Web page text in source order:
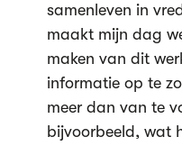
samenleven in
maakt mijn dag
maken van dit
informatie op te
meer dan van te
bijvoorbeeld, wat